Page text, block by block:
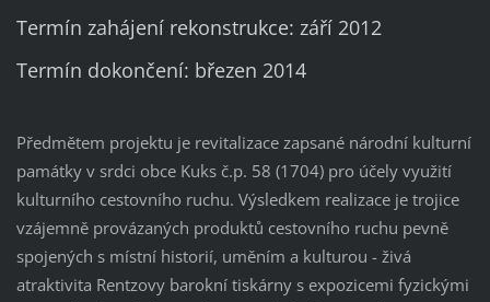
Termín zahájení rekonstrukce: září 2012
Termín dokončení: březen 2014
Předmětem projektu je revitalizace zapsané národní kulturní
památky v srdci obce Kuks č.p. 58 (1704) pro účely využití
kulturního cestovního ruchu. Výsledkem realizace je trojice
vzájemně provázaných produktů cestovního ruchu pevně
spojených s místní historií, uměním a kulturou - živá
atraktivita Rentzovy barokní tiskárny s expozicemi fyzickými